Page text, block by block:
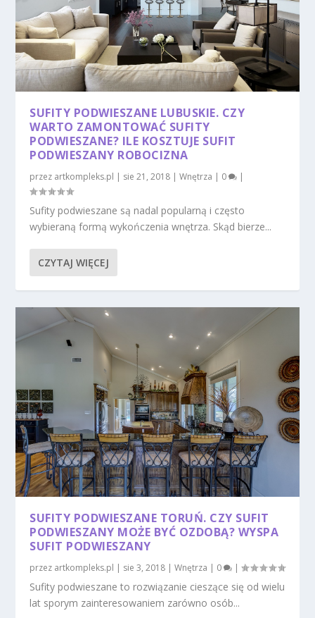
SUFITY PODWIESZANE LUBUSKIE. CZY
WARTO ZAMONTOWAĆ SUFITY
PODWIESZANE? ILE KOSZTUJE SUFIT
PODWIESZANY ROBOCIZNA
przez artkompleks.pl | sie 21, 2018 |Wnętrza | 0 |
Sufity podwieszane są nadal popularną i często
wybieraną formą wykończenia wnętrza. Skąd bierze...
CZYTAJ WIĘCEJ
SUFITY PODWIESZANE TORUŃ. CZY SUFIT
PODWIESZANY MOŻE BYĆ OZDOBĄ? WYSPA
SUFIT PODWIESZANY
przez artkompleks.pl | sie 3, 2018 |Wnętrza | 0 |
Sufity podwieszane to rozwiązanie cieszące się od wielu
lat sporym zainteresowaniem zarówno osób...